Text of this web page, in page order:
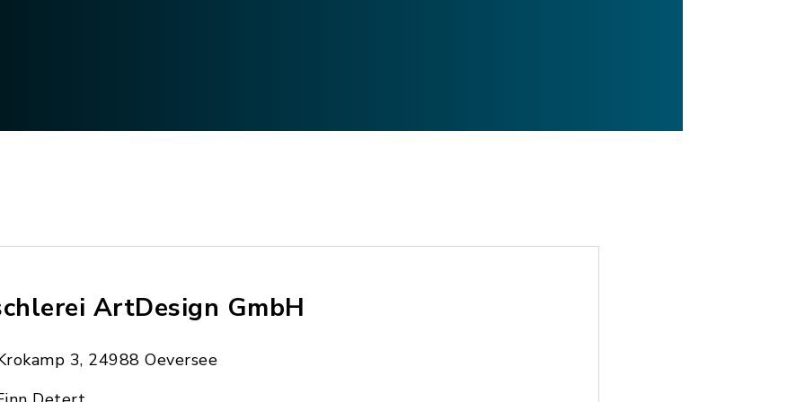
ArtDesign GmbH
3, 24988 Oeversee